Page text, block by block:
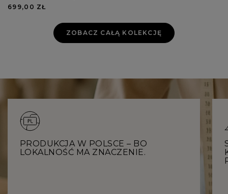
699,00 ZŁ
ZOBACZ CAŁĄ KOLEKCJĘ
PRODUKCJA W POLSCE – BO
LOKALNOŚĆ MA ZNACZENIE.